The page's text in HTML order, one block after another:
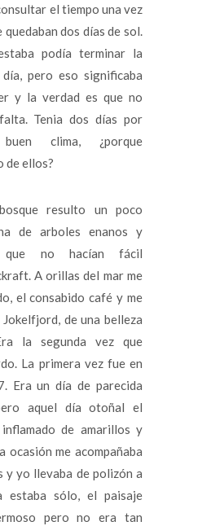
el tiempo una vez
quedaban dos días de sol.
podía terminar la
pero eso significaba
y la verdad es que no
Tenia dos días por
clima, ¿porque
de ellos?
resulto un poco
de arboles enanos y
que no hacían fácil
A orillas del mar me
el consabido café y me
de una belleza
la segunda vez que
La primera vez fue en
Era un día de parecida
aquel día otoñal el
de amarillos y
ocasión me acompañaba
y yo llevaba de polizón a
estaba sólo, el paisaje
pero no era tan